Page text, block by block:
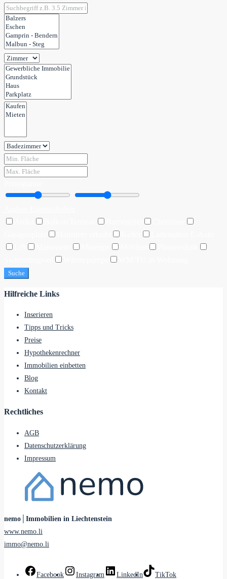
Suche
Hilfreiche Links
Inserieren
Tipps und Tricks
Preise
Hypothekenrechner
Immobilien einbetten
Blog
Kontakt
Rechtliches
AGB
Datenschutzerklärung
Impressum
nemo│Immobilien in Liechtenstein
www.nemo.li
immo@nemo.li
Facebook Instagram LinkedIn TikTok